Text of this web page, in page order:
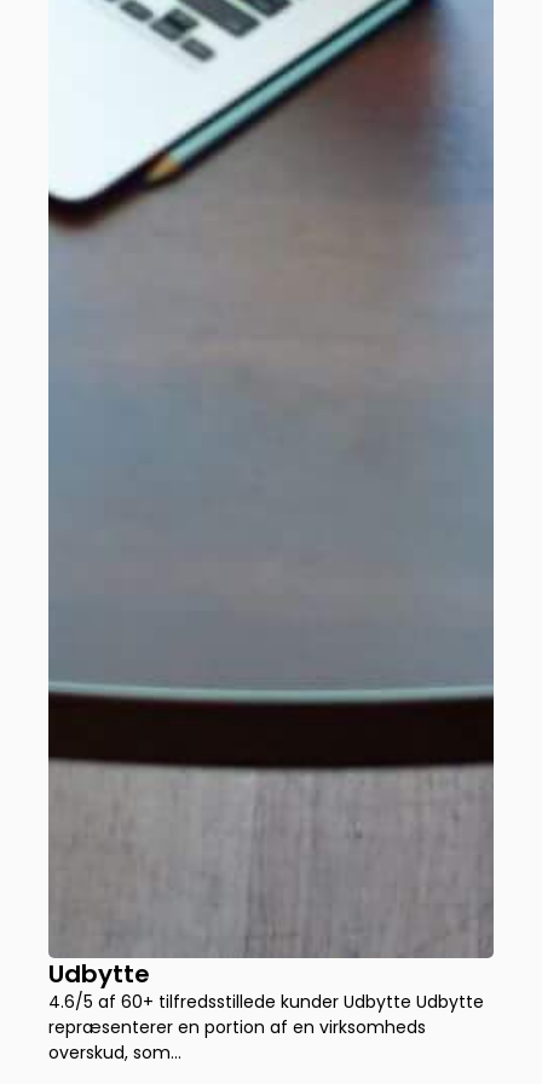
Udbytte
4.6/5 af 60+ tilfredsstillede kunder Udbytte Udbytte
repræsenterer en portion af en virksomheds
overskud, som...